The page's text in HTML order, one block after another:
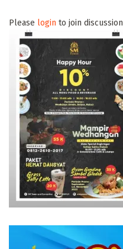
Please login to join discussion